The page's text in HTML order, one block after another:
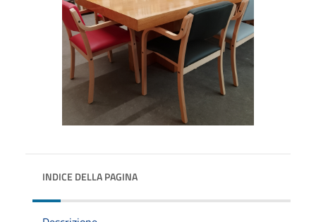
INDICE DELLA PAGINA